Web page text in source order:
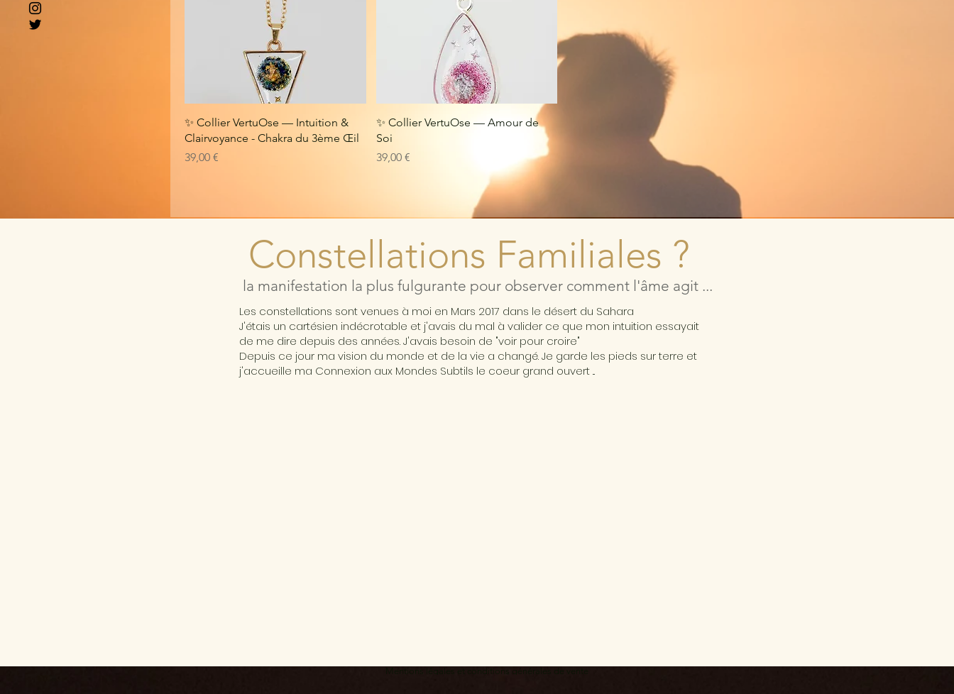
✨ Collier VertuOse — Intuition &
Clairvoyance - Chakra du 3ème Œil
Prix
39,00 €
✨ Collier VertuOse — Amour de
Soi
Prix
39,00 €
Constellations Familiales ?
la manifestation la plus fulgurante pour observer comment l'âme agit ...
Les constellations sont venues à moi en Mars 2017 dans le désert du Sahara
J'étais un cartésien indécrotable et j'avais du mal à valider ce que mon intuition essayait
de me dire depuis des années. J'avais besoin de "voir pour croire"
Depuis ce jour ma vision du monde et de la vie a changé. Je garde les pieds sur terre et
j'accueille ma Connexion aux Mondes Subtils le coeur grand ouvert ...
Mentions légales et conditions générales de vente